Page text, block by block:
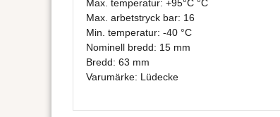
Max. temperatur: +95°C °C
Max. arbetstryck bar: 16
Min. temperatur: -40 °C
Nominell bredd: 15 mm
Bredd: 63 mm
Varumärke: Lüdecke